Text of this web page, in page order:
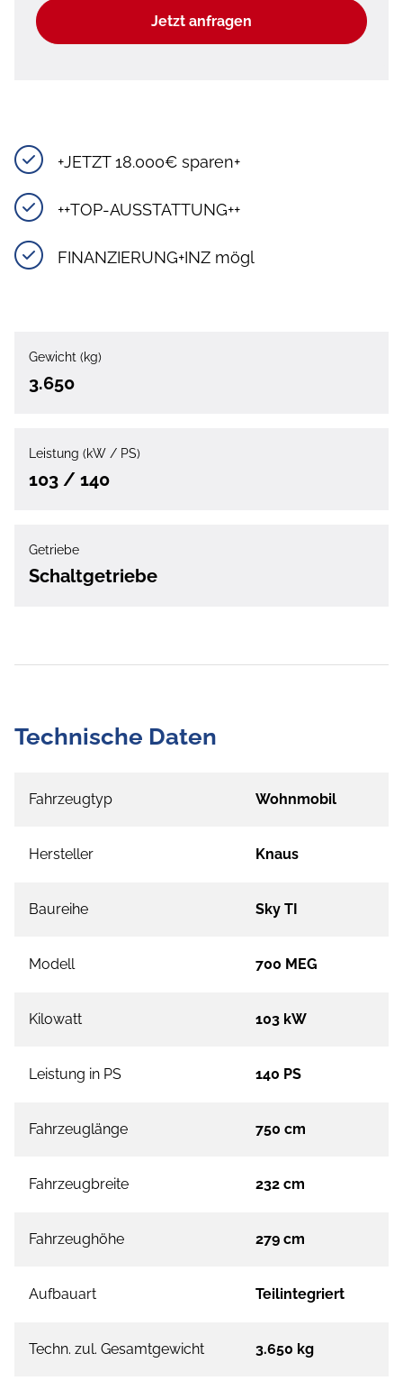
Jetzt anfragen
+JETZT 18.000€ sparen+
++TOP-AUSSTATTUNG++
FINANZIERUNG+INZ mögl
Gewicht (kg)
3.650
Leistung (kW / PS)
103 / 140
Getriebe
Schaltgetriebe
Technische Daten
Fahrzeugtyp Wohnmobil
Hersteller Knaus
Baureihe Sky TI
Modell 700 MEG
Kilowatt 103 kW
Leistung in PS 140 PS
Fahrzeuglänge 750 cm
Fahrzeugbreite 232 cm
Fahrzeughöhe 279 cm
Aufbauart Teilintegriert
Techn. zul. Gesamtgewicht 3.650 kg